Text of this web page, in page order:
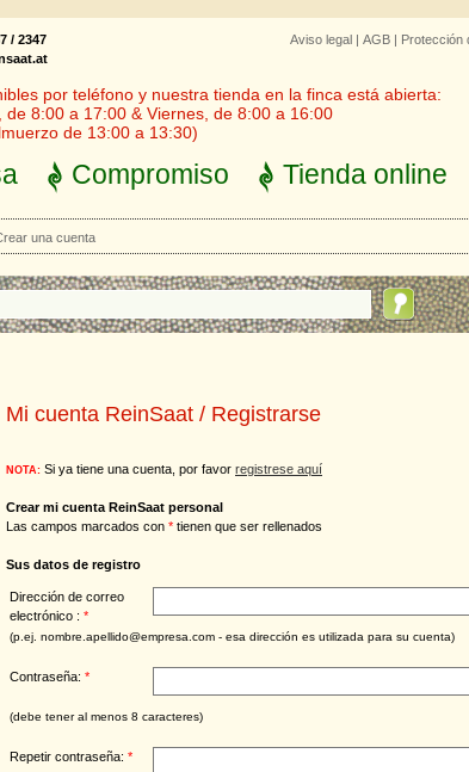
Aviso legal | AGB | Protección
/ 2347
por teléfono y nuestra tienda en la finca está abierta:
de 8:00 a 17:00 & Viernes, de 8:00 a 16:00
de 13:00 a 13:30)
Compromiso Tienda online
una cuenta
Mi cuenta ReinSaat / Registrarse
NOTA: Si ya tiene una cuenta, por favor registrese aquí
Crear mi cuenta ReinSaat personal
Las campos marcados con * tienen que ser rellenados
Sus datos de registro
Dirección de correo
electrónico : *
(p.ej. nombre.apellido@empresa.com - esa dirección es utilizada para su cuenta)
Contraseña: *
(debe tener al menos 8 caracteres)
Repetir contraseña: *